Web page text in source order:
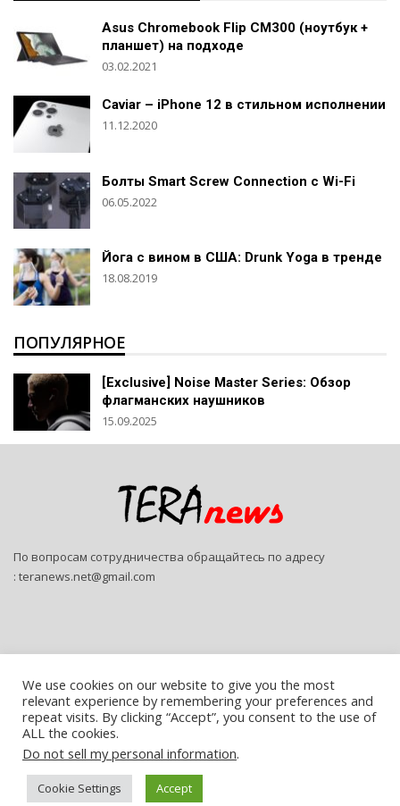
Asus Chromebook Flip CM300 (ноутбук +
планшет) на подходе
03.02.2021
Caviar – iPhone 12 в стильном исполнении
11.12.2020
Болты Smart Screw Connection c Wi-Fi
06.05.2022
Йога с вином в США: Drunk Yoga в тренде
18.08.2019
ПОПУЛЯРНОЕ
[Exclusive] Noise Master Series: Обзор
флагманских наушников
15.09.2025
По вопросам сотрудничества обращайтесь по адресу
: teranews.net@gmail.com
© 2026 - Teranews. All Rights Reserved.
We use cookies on our website to give you the most
relevant experience by remembering your preferences and
repeat visits. By clicking “Accept”, you consent to the use of
ALL the cookies.
Do not sell my personal information.
Cookie Settings AcceptРусский